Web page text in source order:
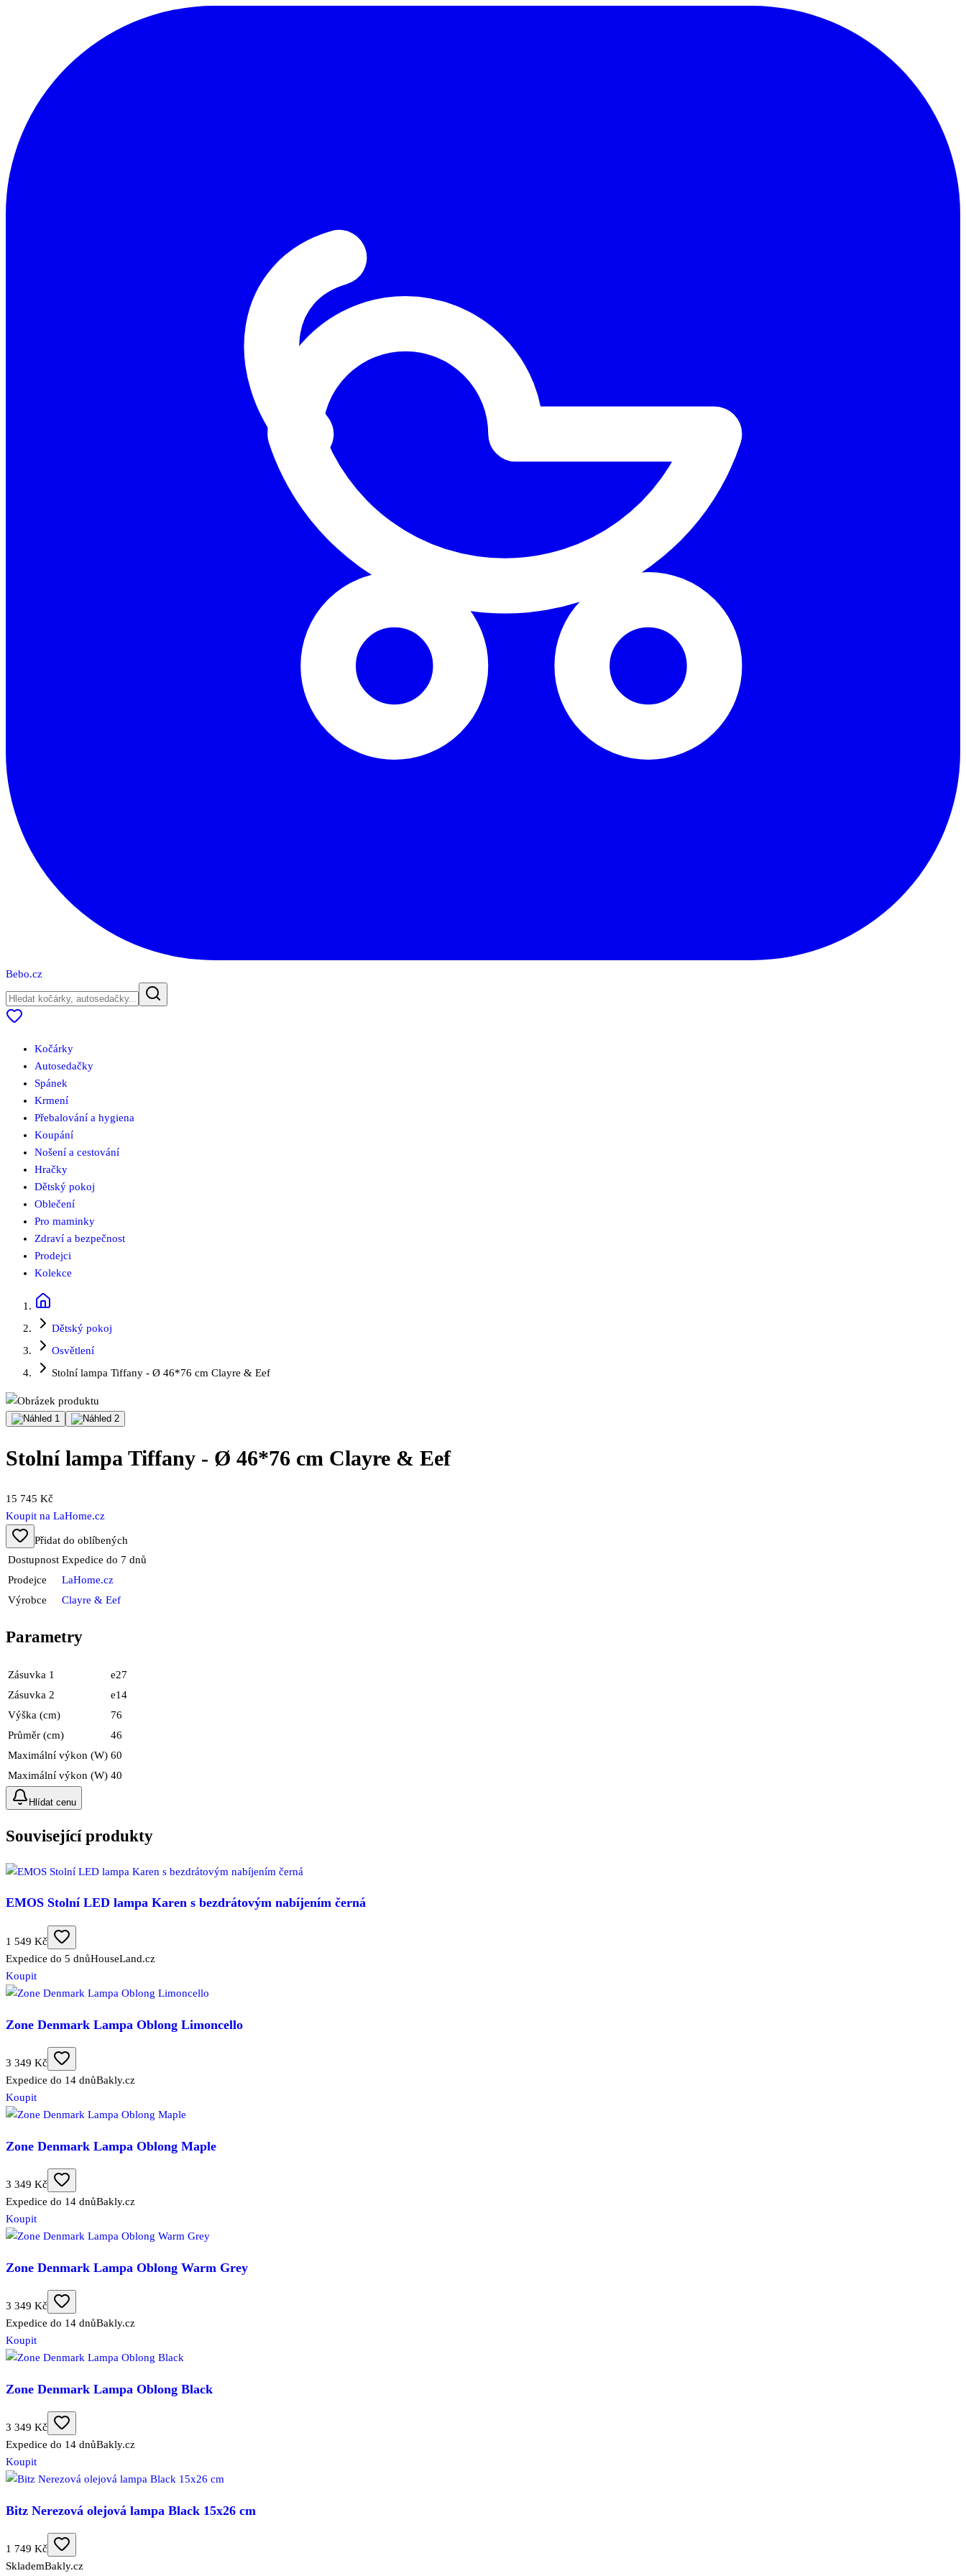
Bebo.cz
Kočárky
Autosedačky
Spánek
Krmení
Přebalování a hygiena
Koupání
Nošení a cestování
Hračky
Dětský pokoj
Oblečení
Pro maminky
Zdraví a bezpečnost
Prodejci
Kolekce
Dětský pokoj
Osvětlení
Stolní lampa Tiffany - Ø 46*76 cm Clayre & Eef
Stolní lampa Tiffany - Ø 46*76 cm Clayre & Eef
15 745 Kč
Koupit na LaHome.cz
Přidat do oblíbených
Dostupnost Expedice do 7 dnů
Prodejce
LaHome.cz
Výrobce
Clayre & Eef
Parametry
Zásuvka 1
e27
Zásuvka 2
e14
Výška (cm)
76
Průměr (cm)
46
Maximální výkon (W) 60
Maximální výkon (W) 40
Hlídat cenu
Související produkty
EMOS Stolní LED lampa Karen s bezdrátovým nabíjením černá
1 549 Kč
Expedice do 5 dnůHouseLand.cz
Koupit
Zone Denmark Lampa Oblong Limoncello
3 349 Kč
Expedice do 14 dnůBakly.cz
Koupit
Zone Denmark Lampa Oblong Maple
3 349 Kč
Expedice do 14 dnůBakly.cz
Koupit
Zone Denmark Lampa Oblong Warm Grey
3 349 Kč
Expedice do 14 dnůBakly.cz
Koupit
Zone Denmark Lampa Oblong Black
3 349 Kč
Expedice do 14 dnůBakly.cz
Koupit
Bitz Nerezová olejová lampa Black 15x26 cm
1 749 Kč
SklademBakly.cz